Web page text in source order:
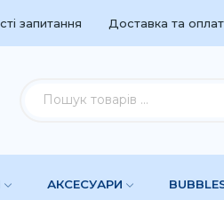
запитання Доставка та
АКСЕСУАРИ